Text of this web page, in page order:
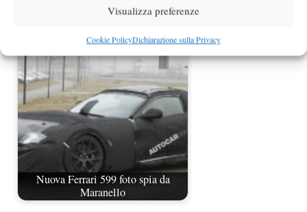
Visualizza preferenze
Cookie PolicyDichiarazione sulla Privacy
Ferrari FXX K - The making of, il
Nuova Ferrari 599 foto spia da
Maranello